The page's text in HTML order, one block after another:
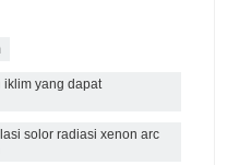
yang dapat
solor radiasi xenon arc